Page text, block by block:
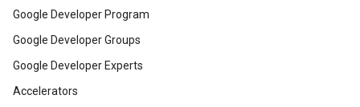
Google Developer Program
Google Developer Groups
Google Developer Experts
Accelerators